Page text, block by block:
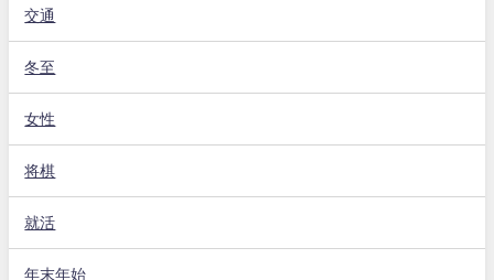
交通
冬至
女性
将棋
就活
年末年始